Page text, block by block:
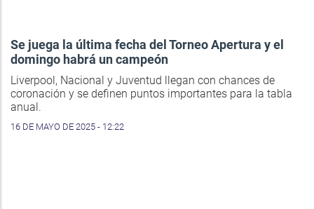
Se juega la última fecha del Torneo Apertura y el
domingo habrá un campeón
Liverpool, Nacional y Juventud llegan con chances de
coronación y se definen puntos importantes para la tabla
anual.
16 DE MAYO DE 2025 - 12:22